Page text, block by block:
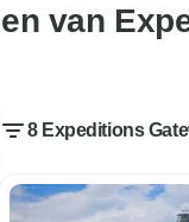
van
8 Expeditions